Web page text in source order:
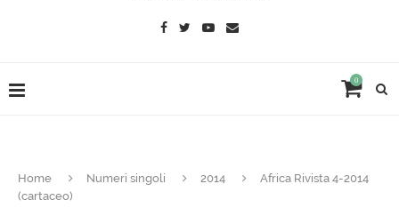
0
Home Numeri singoli 2014
Africa Rivista 4-2014
(cartaceo)